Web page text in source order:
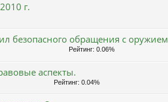
г.
безопасного обращения с оружием
Рейтинг: 0.06%
аспекты.
Рейтинг: 0.04%